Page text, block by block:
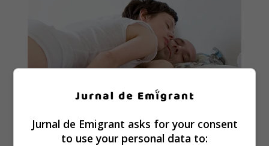
Jurnal de Emigrant asks for your consent
to use your personal data to: